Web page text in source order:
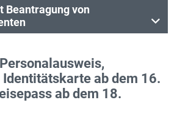
Beantragung von
ab dem 16.
ab dem 18.